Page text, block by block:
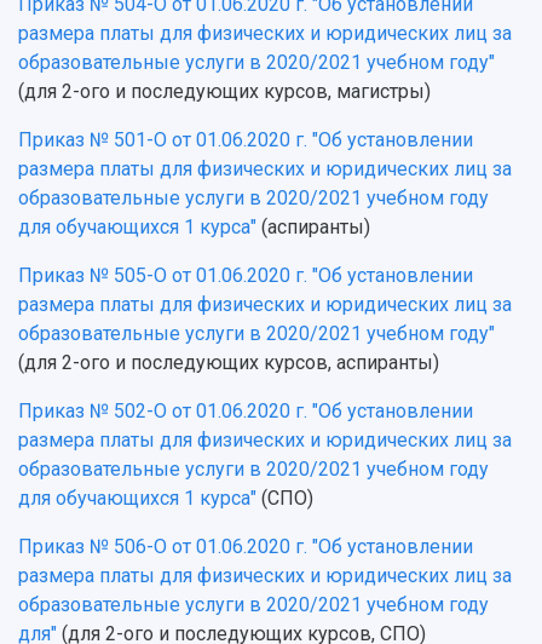
размера платы для физических и юридических лиц за
образовательные услуги в 2020/2021 учебном году"
(для 2-ого и последующих курсов, магистры)
Приказ № 501-О от 01.06.2020 г. "Об установлении
размера платы для физических и юридических лиц за
образовательные услуги в 2020/2021 учебном году
для обучающихся 1 курса" (аспиранты)
Приказ № 505-О от 01.06.2020 г. "Об установлении
размера платы для физических и юридических лиц за
образовательные услуги в 2020/2021 учебном году"
(для 2-ого и последующих курсов, аспиранты)
Приказ № 502-О от 01.06.2020 г. "Об установлении
размера платы для физических и юридических лиц за
образовательные услуги в 2020/2021 учебном году
для обучающихся 1 курса" (СПО)
Приказ № 506-О от 01.06.2020 г. "Об установлении
размера платы для физических и юридических лиц за
образовательные услуги в 2020/2021 учебном году
для" (для 2-ого и последующих курсов, СПО)